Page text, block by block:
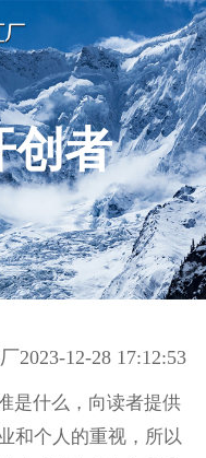
创者
2023-12-28 17:12:53
是什么，向读者提供
和个人的重视，所以